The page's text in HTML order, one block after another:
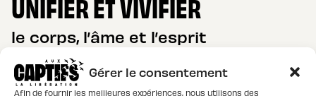
Gérer le consentement
Afin de fournir les meilleures expériences, nous utilisons des
le corps, l’âme et l’esprit
L’accompagnement des Captifs est centré